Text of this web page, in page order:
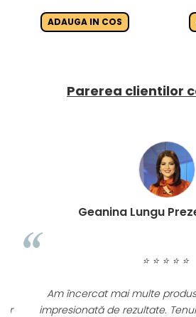
ADAUGA IN COS
Parerea clientilor
Geanina Lungu
⭐ ⭐ ⭐ ⭐ ⭐
Am încercat mai multe
impresionată de rezultate. Tenul